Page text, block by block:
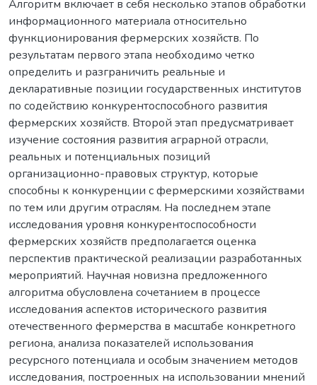
Алгоритм включает в себя несколько этапов обработки
информационного материала относительно
функционирования фермерских хозяйств. По
результатам первого этапа необходимо четко
определить и разграничить реальные и
декларативные позиции государственных институтов
по содействию конкурентоспособного развития
фермерских хозяйств. Второй этап предусматривает
изучение состояния развития аграрной отрасли,
реальных и потенциальных позиций
организационно-правовых структур, которые
способны к конкуренции с фермерскими хозяйствами
по тем или другим отраслям. На последнем этапе
исследования уровня конкурентоспособности
фермерских хозяйств предполагается оценка
перспектив практической реализации разработанных
мероприятий. Научная новизна предложенного
алгоритма обусловлена сочетанием в процессе
исследования аспектов исторического развития
отечественного фермерства в масштабе конкретного
региона, анализа показателей использования
ресурсного потенциала и особым значением методов
исследования, построенных на использовании мнений